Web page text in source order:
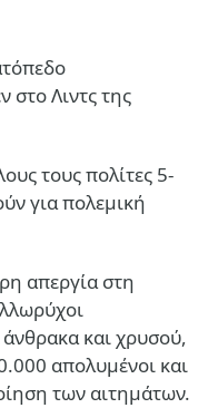
στο Λιντς της
τους πολίτες 5-
για πολεμική
απεργία στη
και χρυσού,
απολυμένοι και
των αιτημάτων.